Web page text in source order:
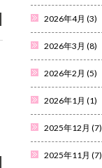
2026年4月 (3)
2026年3月 (8)
2026年2月 (5)
2026年1月 (1)
2025年12月 (7)
2025年11月 (7)